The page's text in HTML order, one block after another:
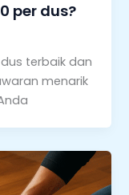
per dus?
terbaik dan
menarik